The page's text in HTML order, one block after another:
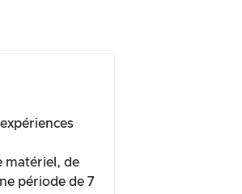
matériel, de
période de 7